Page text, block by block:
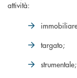
attività:
targato;
strumentale;